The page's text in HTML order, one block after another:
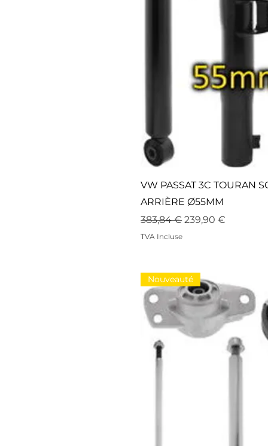
VW PASSAT 3C TOURAN
ARRIÈRE Ø55MM
Prix original
383,84 € Prix
239,90 €
TVA Incluse
Nouveauté